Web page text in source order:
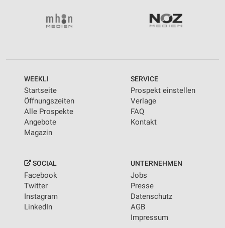
WEEKLI
Startseite
Öffnungszeiten
Alle Prospekte
Angebote
Magazin
SERVICE
Prospekt einstellen
Verlage
FAQ
Kontakt
SOCIAL
Facebook
Twitter
Instagram
LinkedIn
UNTERNEHMEN
Jobs
Presse
Datenschutz
AGB
Impressum